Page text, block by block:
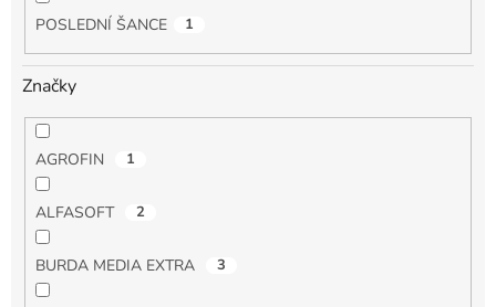
POSLEDNÍ ŠANCE 1
Značky
AGROFIN 1
ALFASOFT 2
BURDA MEDIA EXTRA 3